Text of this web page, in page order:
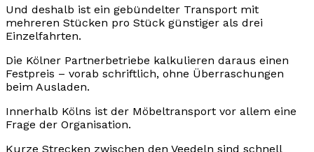
Und deshalb ist ein gebündelter Transport mit
mehreren Stücken pro Stück günstiger als drei
Einzelfahrten.
Die Kölner Partnerbetriebe kalkulieren daraus einen
Festpreis – vorab schriftlich, ohne Überraschungen
beim Ausladen.
Innerhalb Kölns ist der Möbeltransport vor allem eine
Frage der Organisation.
Kurze Strecken zwischen den Veedeln sind schnell